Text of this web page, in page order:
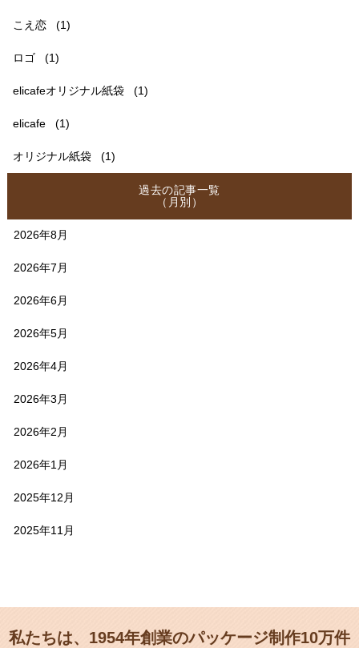
こえ恋 (1)
ロゴ (1)
elicafeオリジナル紙袋 (1)
elicafe (1)
オリジナル紙袋 (1)
過去の記事一覧
（月別）
2026年8月
2026年7月
2026年6月
2026年5月
2026年4月
2026年3月
2026年2月
2026年1月
2025年12月
2025年11月
私たちは、1954年創業のパッケージ制作10万件